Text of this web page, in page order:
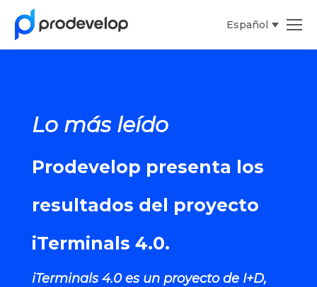
Español
Lo más leído
Prodevelop presenta los
resultados del proyecto
iTerminals 4.0.
iTerminals 4.0 es un proyecto de I+D,